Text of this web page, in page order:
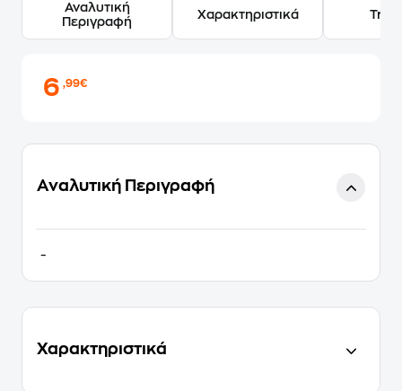
Αναλυτική
Περιγραφή
Χαρακτηριστικά
6,99€
Αναλυτική Περιγραφή
-
Χαρακτηριστικά